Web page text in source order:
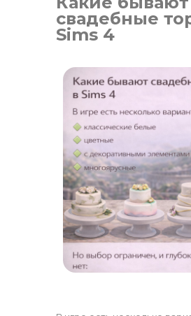
свадебные
Sims 4